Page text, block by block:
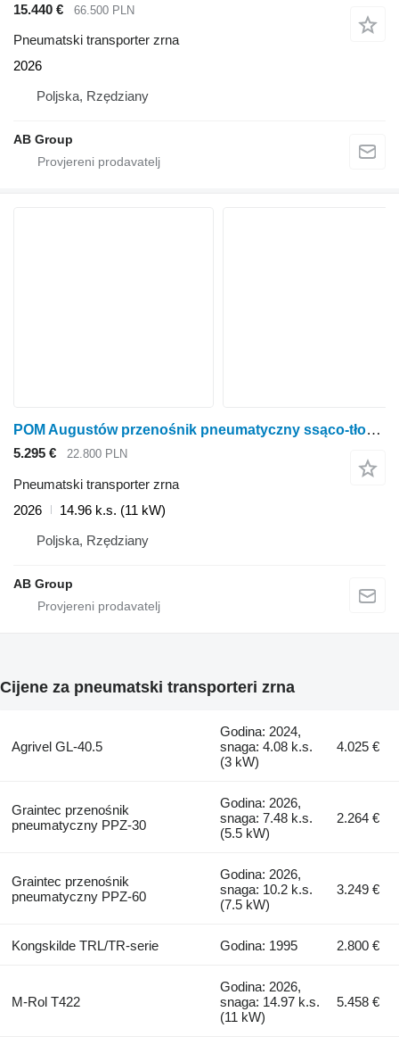
15.440 € 66.500 PLN
Pneumatski transporter zrna
2026
Poljska, Rzędziany
AB Group
POM Augustów przenośnik pneumatyczny ssąco-tłoczący T207/1
5.295 € 22.800 PLN
Pneumatski transporter zrna
2026
14.96 k.s. (11 kW)
Poljska, Rzędziany
AB Group
Cijene za pneumatski transporteri zrna
Agrivel GL-40.5
Godina: 2024,
snaga: 4.08 k.s.
(3 kW)
4.025 €
Graintec przenośnik
pneumatyczny PPZ-30
Godina: 2026,
snaga: 7.48 k.s.
(5.5 kW)
2.264 €
Graintec przenośnik
pneumatyczny PPZ-60
Godina: 2026,
snaga: 10.2 k.s.
(7.5 kW)
3.249 €
Kongskilde TRL/TR-serie Godina: 1995 2.800 €
M-Rol T422
Godina: 2026,
snaga: 14.97 k.s.
(11 kW)
5.458 €